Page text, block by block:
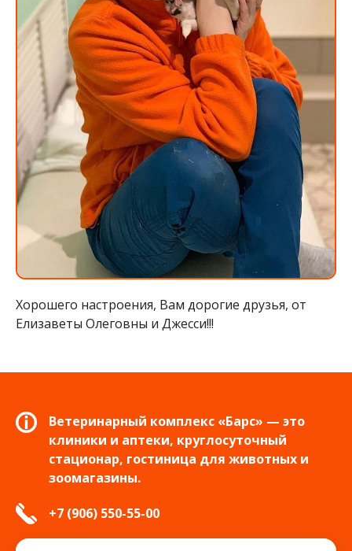
Хорошего настроения, Вам дорогие друзья, от
Елизаветы Олеговны и Джесси!!!
Ветеринарный комплекс «Барс» — это
клиники и аптеки, круглосуточный
стационар, гостиница для животных и
зоомагазины.
+7 (906) 550-55-00